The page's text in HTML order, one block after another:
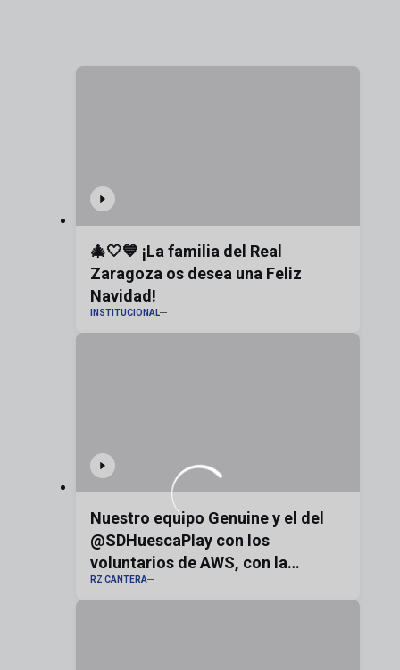
🎄🤍💙 ¡La familia del Real
Zaragoza os desea una Feliz
Navidad!
INSTITUCIONAL
Nuestro equipo Genuine y el del
@SDHuescaPlay con los
voluntarios de AWS, con la
bandera de Aragón
RZ CANTERA